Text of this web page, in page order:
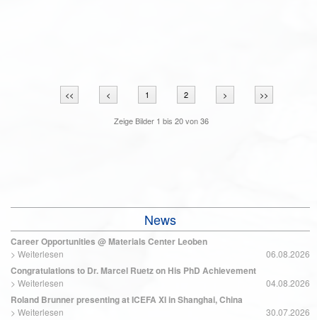
<< < 1 2 > >>
Zeige Bilder 1 bis20von36
News
Career Opportunities @ Materials Center Leoben
> Weiterlesen 06.08.2026
Congratulations to Dr. Marcel Ruetz on His PhD Achievement
> Weiterlesen 04.08.2026
Roland Brunner presenting at ICEFA XI in Shanghai, China
> Weiterlesen 30.07.2026